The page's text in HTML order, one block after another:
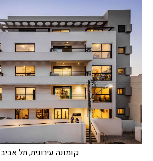
קומונה עירונית, תל אביב